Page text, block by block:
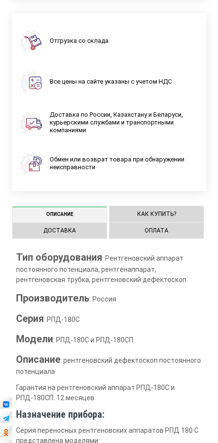
Отгрузка со склада
Все цены на сайте указаны с учетом НДС
Доставка по России, Казахстану и Беларуси,
курьерскими службами и транспортными
компаниями
Обмен или возврат товара при обнаружении
неисправности
ОПИСАНИЕ КАК КУПИТЬ?
ДОСТАВКА ОПЛАТА
Тип оборудования: Рентгеновский аппарат
постоянного потенциала, рентгенаппарат,
рентгеновская трубка, рентгеновский дефектоскоп
Производитель: Россия
Серия: РПД-180С
Модели: РПД-180С и РПД-180СП
Описание: рентгеновский дефектоскоп постоянного
потенциала
Гарантия на рентгеновский аппарат РПД-180С и
РПД-180СП: 12 месяцев
Назначение прибора:
Серия переносных рентгеновских аппаратов РПД 180 С
представлена моделями: